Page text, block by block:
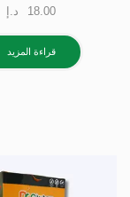
18.00 د.إ
قراءة المزيد